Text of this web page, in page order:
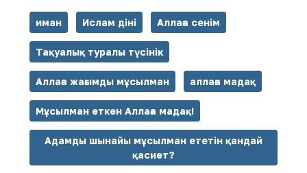
иман Ислам діні Аллаға сенім
Тақуалық туралы түсінік
Аллаға жағымды мұсылман аллаға мадақ
Мұсылман еткен Аллаға мадақ!
Адамды шынайы мұсылман ететін қандай
қасиет?